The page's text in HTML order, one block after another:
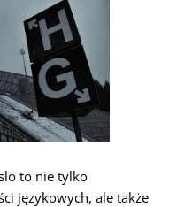
to nie tylko
językowych, ale także